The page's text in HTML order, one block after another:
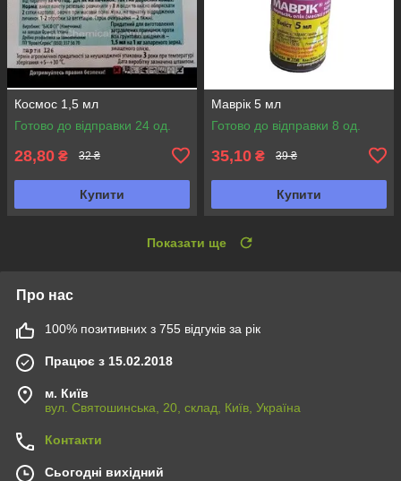
Космос 1,5 мл
Готово до відправки 24 од.
28,80 ₴ 32 ₴
Купити
Маврік 5 мл
Готово до відправки 8 од.
35,10 ₴ 39 ₴
Купити
Показати ще
Про нас
100% позитивних з 755 відгуків за рік
Працює з 15.02.2018
м. Київ
вул. Святошинська, 20, склад, Київ, Україна
Контакти
Сьогодні вихідний